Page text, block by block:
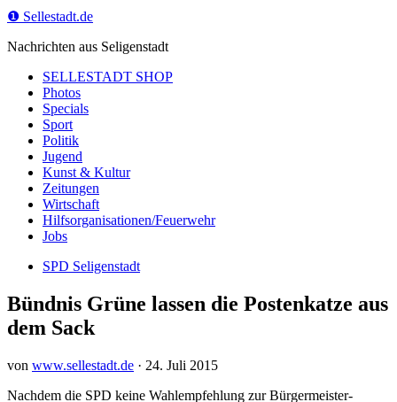
❶ Sellestadt.de
Nachrichten aus Seligenstadt
SELLESTADT SHOP
Photos
Specials
Sport
Politik
Jugend
Kunst & Kultur
Zeitungen
Wirtschaft
Hilfsorganisationen/Feuerwehr
Jobs
SPD Seligenstadt
Bündnis Grüne lassen die Postenkatze aus
dem Sack
von www.sellestadt.de · 24. Juli 2015
Nachdem die SPD keine Wahlempfehlung zur Bürgermeister-